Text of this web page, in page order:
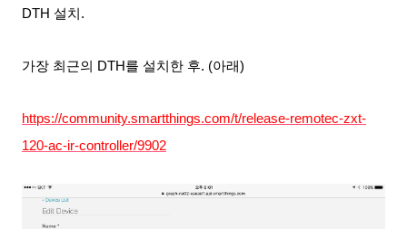
DTH 설치.
가장 최근의 DTH를 설치한 후. (아래)
https://community.smartthings.com/t/release-remotec-zxt-
120-ac-ir-controller/9902